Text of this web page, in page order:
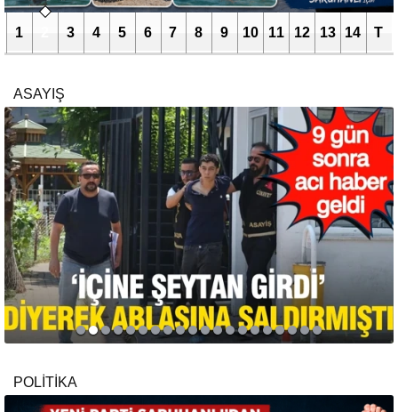
1 3 4 5 6 7 8 9 10 11 12 13 14 T
ASAYIŞ
POLİTİKA